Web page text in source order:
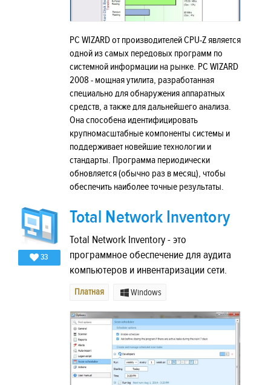
PC WIZARD от производителей CPU-Z является
одной из самых передовых программ по
системной информации на рынке. PC WIZARD
2008 - мощная утилита, разработанная
специально для обнаружения аппаратных
средств, а также для дальнейшего анализа.
Она способена идентифицировать
крупномасштабные компоненты системы и
поддерживает новейшие технологии и
стандарты. Программа периодически
обновляется (обычно раз в месяц), чтобы
обеспечить наиболее точные результаты.
33
Total Network Inventory
Total Network Inventory - это
программное обеспечение для аудита
компьютеров и инвентаризации сети.
Платная Windows